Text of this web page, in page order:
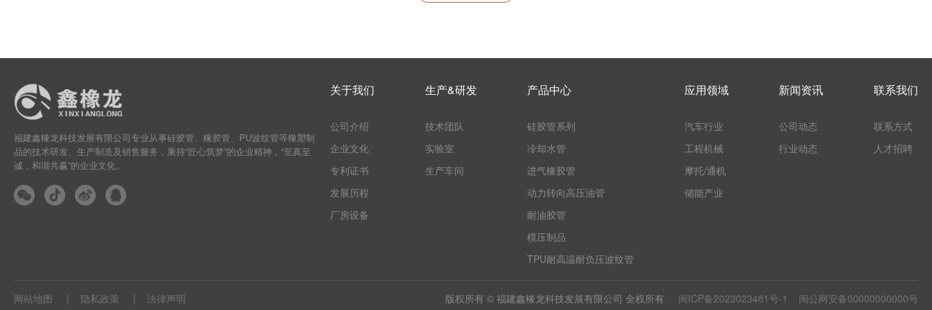
福建鑫橡龙科技发展有限公司专业从事硅胶管、橡胶管、PU波纹管等橡塑制
品的技术研发、生产制造及销售服务，秉持“匠心筑梦”的企业精神，“至真至
诚，和谐共赢”的企业文化。
关于我们
公司介绍
企业文化
专利证书
发展历程
厂房设备
生产&研发
技术团队
实验室
生产车间
产品中心
硅胶管系列
冷却水管
进气橡胶管
动力转向高压油管
耐油胶管
模压制品
TPU耐高温耐负压波纹管
应用领域
汽车行业
工程机械
摩托/通机
储能产业
新闻资讯
公司动态
行业动态
联系我们
联系方式
人才招聘
网站地图 隐私政策 法律声明 版权所有 © 福建鑫橡龙科技发展有限公司 全权所有 闽ICP备2023023481号-1 闽公网安备00000000000号